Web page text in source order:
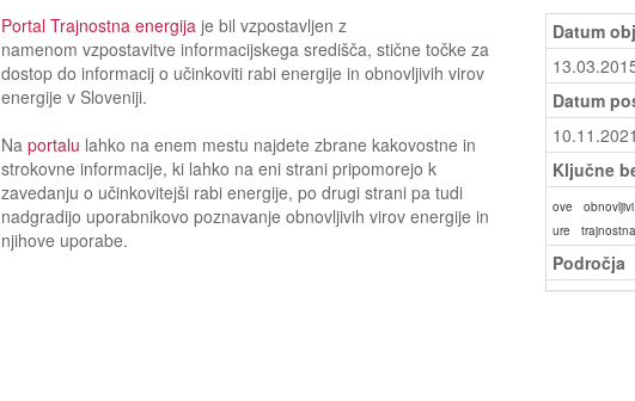
Portal Trajnostna energija je bil vzpostavljen z
namenom vzpostavitve informacijskega središča, stične točke za
dostop do informacij o učinkoviti rabi energije in obnovljivih virov
energije v Sloveniji.
Na portalu lahko na enem mestu najdete zbrane kakovostne in
strokovne informacije, ki lahko na eni strani pripomorejo k
zavedanju o učinkovitejši rabi energije, po drugi strani pa tudi
nadgradijo uporabnikovo poznavanje obnovljivih virov energije in
njihove uporabe.
Datum
Datum
Ključne
ove
ure
Področja